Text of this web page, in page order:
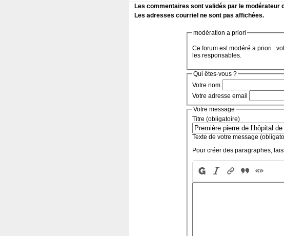
Les commentaires sont validés par le modérateur
Les adresses courriel ne sont pas affichées.
modération a priori
Ce forum est modéré a priori :
les responsables.
Qui êtes-vous ?
Votre nom
Votre adresse email
Votre message
Titre (obligatoire)
Texte de votre message
Pour créer des paragraphes,